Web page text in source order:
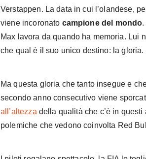
Verstappen. La data in cui l’olandese,
viene incoronato campione del mondo.
Max lavora da quando ha memoria. Lui
che qual è il suo unico destino: la gloria.
Ma questa gloria che tanto insegue e
secondo anno consecutivo viene
all’altezza della qualità che c’è in
polemiche che vedono coinvolta Red